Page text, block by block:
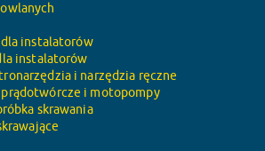
dla instalatorów
instalatorów
i narzędzia ręczne
prądotwórcze i motopompy
skrawania